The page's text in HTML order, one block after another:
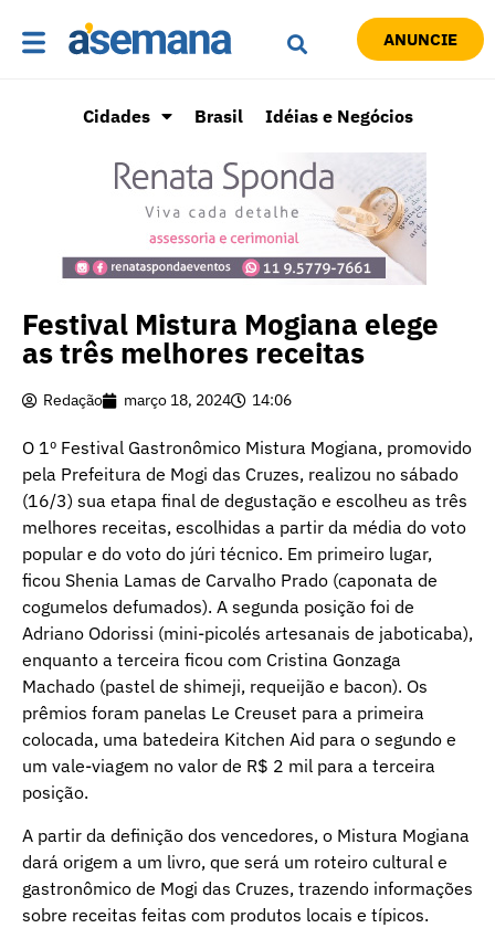
ANUNCIE
Cidades Brasil Idéias e Negócios
Festival Mistura Mogiana elege
as três melhores receitas
Redação março 18, 2024 14:06
O 1º Festival Gastronômico Mistura Mogiana, promovido
pela Prefeitura de Mogi das Cruzes, realizou no sábado
(16/3) sua etapa final de degustação e escolheu as três
melhores receitas, escolhidas a partir da média do voto
popular e do voto do júri técnico. Em primeiro lugar,
ficou Shenia Lamas de Carvalho Prado (caponata de
cogumelos defumados). A segunda posição foi de
Adriano Odorissi (mini-picolés artesanais de jaboticaba),
enquanto a terceira ficou com Cristina Gonzaga
Machado (pastel de shimeji, requeijão e bacon). Os
prêmios foram panelas Le Creuset para a primeira
colocada, uma batedeira Kitchen Aid para o segundo e
um vale-viagem no valor de R$ 2 mil para a terceira
posição.
A partir da definição dos vencedores, o Mistura Mogiana
dará origem a um livro, que será um roteiro cultural e
gastronômico de Mogi das Cruzes, trazendo informações
sobre receitas feitas com produtos locais e típicos.